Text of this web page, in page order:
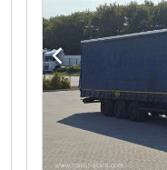
nodig? Wij bieden
telematicadiensten.
Dcsdpfeztgyzox Am